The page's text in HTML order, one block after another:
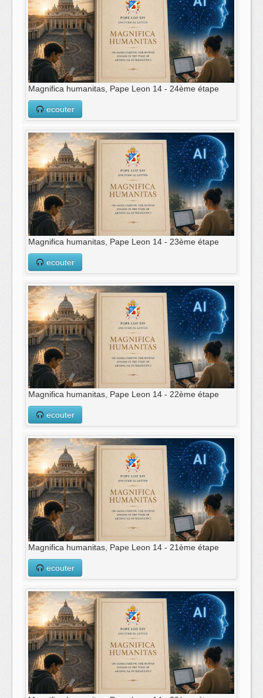
Magnifica humanitas, Pape Leon 14 - 24ème étape
ecouter
Magnifica humanitas, Pape Leon 14 - 23ème étape
ecouter
Magnifica humanitas, Pape Leon 14 - 22ème étape
ecouter
Magnifica humanitas, Pape Leon 14 - 21ème étape
ecouter